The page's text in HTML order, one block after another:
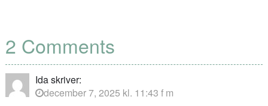
2 Comments
Idaskriver:
december 7, 2025 kl. 11:43 f m